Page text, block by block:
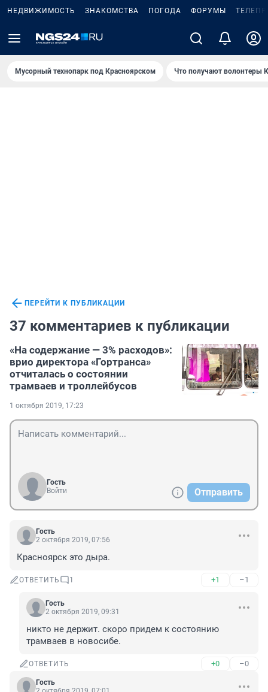
НЕДВИЖИМОСТЬ ЗНАКОМСТВА ПОГОДА ФОРУМЫ
Мусорный технопарк под Крaсноярском Что получают волонтеры
ПЕРЕЙТИ К ПУБЛИКАЦИИ
37 комментариев к публикации
«На содержание — 3% расходов»:
врио директора «Гортранса»
отчиталась о состоянии
трамваев и троллейбусов
1 октября 2019, 17:23
Гость
Войти
Отправить
Гость
2 октября 2019, 07:56
Красноярск это дыра.
ОТВЕТИТЬ 1 +1 –1
Гость
2 октября 2019, 09:31
никто не держит. скоро придем к состоянию
трамваев в новосибе.
ОТВЕТИТЬ +0 –0
Гость